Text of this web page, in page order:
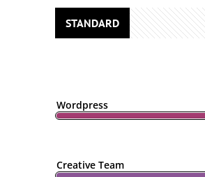
STANDARD
Wordpress
Creative Team